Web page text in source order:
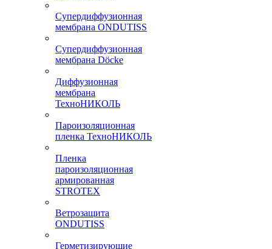
Супердиффузионная
мембрана ONDUTISS
Супердиффузионная
мембрана Döcke
Диффузионная
мембрана
ТехноНИКОЛЬ
Пароизоляционная
пленка ТехноНИКОЛЬ
Пленка
пароизоляционная
армированная
STROTEX
Ветрозащита
ONDUTISS
Герметизирующие